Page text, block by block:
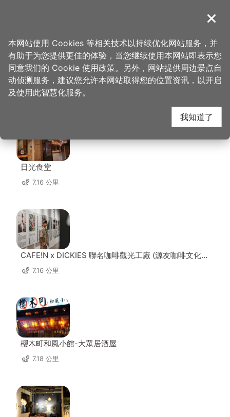
導覽
首页 > 想去的地方 > 中坜六和商圈
中坜六和商圈 周边店家
日光食堂
7.16 公里
CAFE!N x DICKIES 聯名咖啡觀光工廠 (源友咖啡文化園
區) 7.16 公里
櫻木町和風小館-大眾居酒屋
7.18 公里
关闭
本网站使用 Cookies 等相关技术以持续优化网站服务，并
有助于为您提供更佳的体验，当您继续使用本网站即表示您
同意我们的 Cookie 使用政策。另外，网站提供周边景点自
动侦测服务，建议您允许本网站取得您的位置资讯，以开启
及使用此智慧化服务。
我知道了